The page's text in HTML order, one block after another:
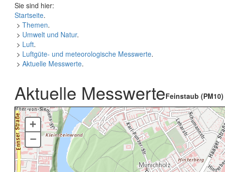
Sie sind hier:
Startseite.
> Themen.
> Umwelt und Natur.
> Luft.
> Luftgüte- und meteorologische Messwerte.
> Aktuelle Messwerte.
Aktuelle MesswerteFeinstaub (PM10)
+
–